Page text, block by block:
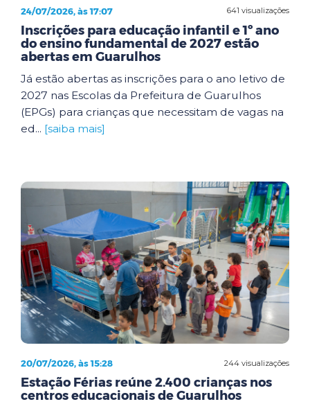
641 visualizações
24/07/2026, às 17:07
Inscrições para educação infantil e 1º ano
do ensino fundamental de 2027 estão
abertas em Guarulhos
Já estão abertas as inscrições para o ano letivo de
2027 nas Escolas da Prefeitura de Guarulhos
(EPGs) para crianças que necessitam de vagas na
ed... [saiba mais]
244 visualizações
20/07/2026, às 15:28
Estação Férias reúne 2.400 crianças nos
centros educacionais de Guarulhos